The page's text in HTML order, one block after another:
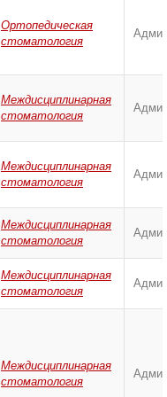
Ортопедическая
стоматология
Междисциплинарная
стоматология
Междисциплинарная
стоматология
Междисциплинарная
стоматология
Междисциплинарная
стоматология
Междисциплинарная
стоматология